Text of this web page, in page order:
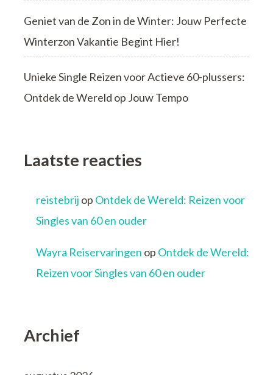
Geniet van de Zon in de Winter: Jouw Perfecte
Winterzon Vakantie Begint Hier!
Unieke Single Reizen voor Actieve 60-plussers:
Ontdek de Wereld op Jouw Tempo
Laatste reacties
reistebrij op Ontdek de Wereld: Reizen voor
Singles van 60 en ouder
Wayra Reiservaringen op Ontdek de Wereld:
Reizen voor Singles van 60 en ouder
Archief